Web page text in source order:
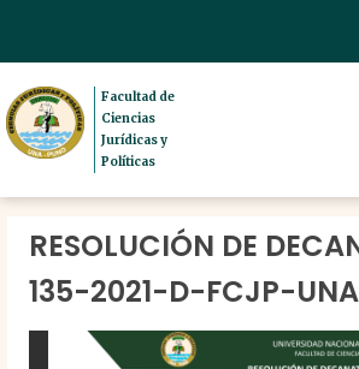
Facultad de
Ciencias
Jurídicas y
Políticas
RESOLUCIÓN DE
135-2021-D-FCJP-